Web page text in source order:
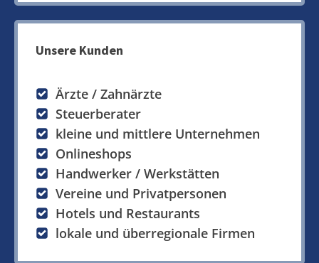
Unsere Kunden
Ärzte / Zahnärzte
Steuerberater
kleine und mittlere Unternehmen
Onlineshops
Handwerker / Werkstätten
Vereine und Privatpersonen
Hotels und Restaurants
lokale und überregionale Firmen